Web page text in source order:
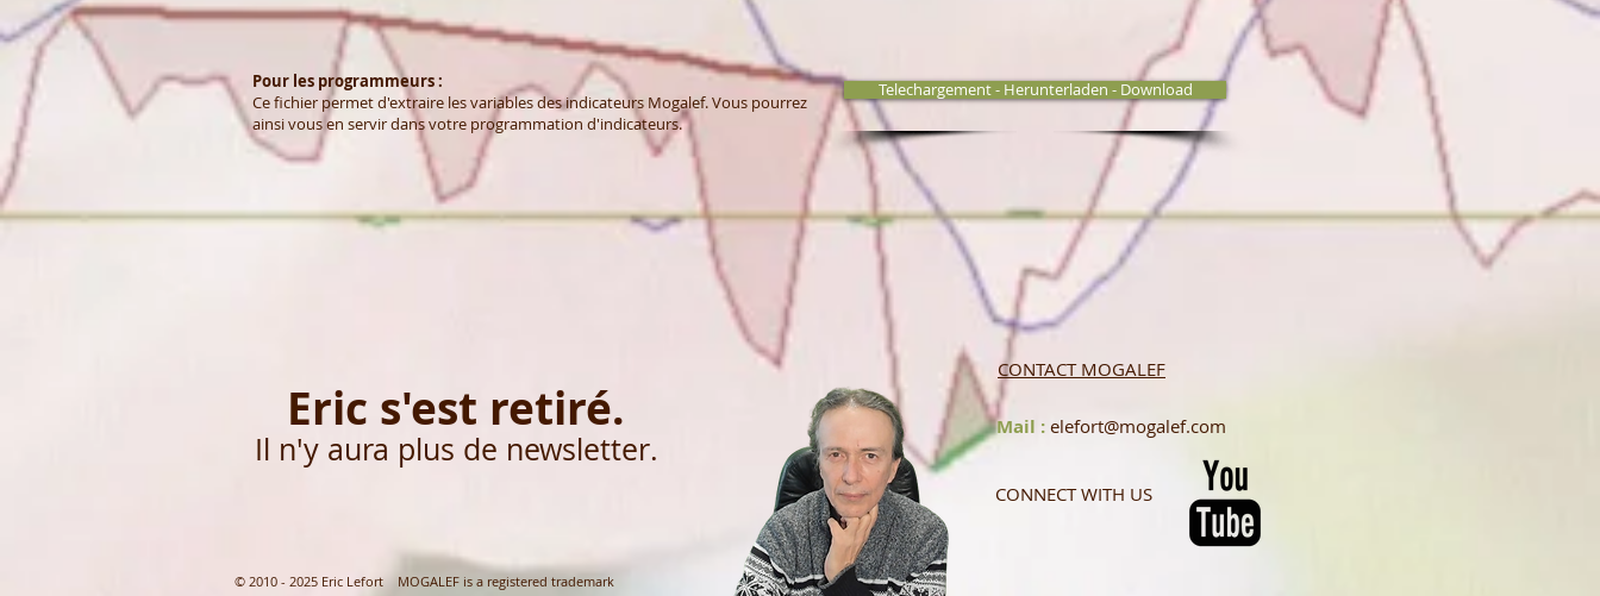
Pour les programmeurs :
Ce fichier permet d'extraire les variables des indicateurs Mogalef. Vous pourrez
ainsi vous en servir dans votre programmation d'indicateurs.
Telechargement - Herunterladen - Download
© 2010 - 2025 Eric Lefort MOGALEF is a registered trademark
Eric s'est retiré.
Il n'y aura plus de newsletter.
CONTACT MOGALEF
Mail : elefort@mogalef.com
CONNECT WITH US